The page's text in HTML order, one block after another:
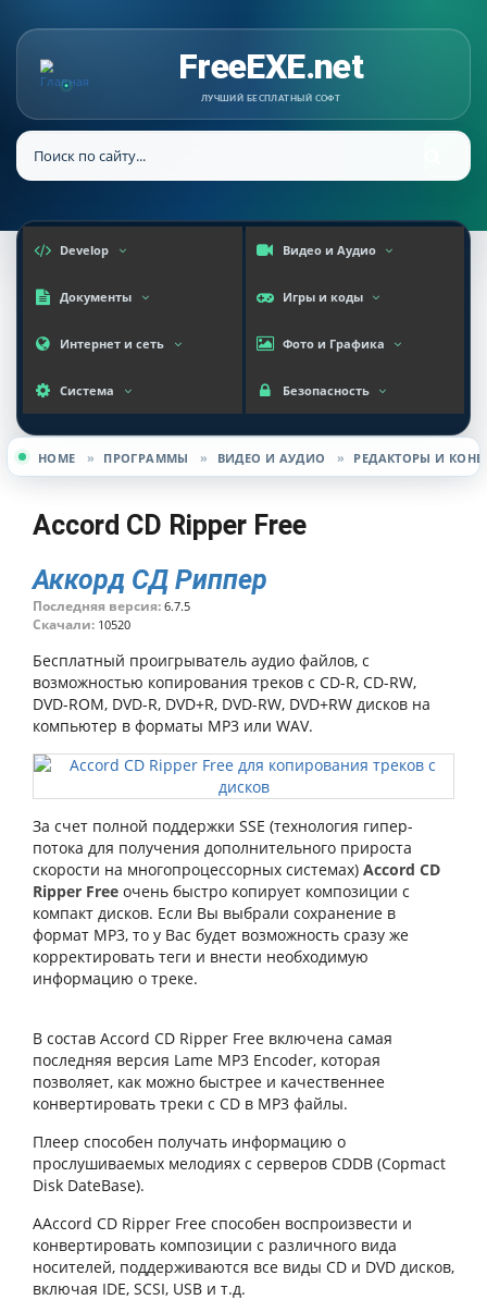
FreeEXE.net
ЛУЧШИЙ БЕСПЛАТНЫЙ СОФТ
Develop Видео и Аудио
Документы Игры и коды
Интернет и сеть Фото и Графика
Система Безопасность
Вы здесь
HOME » ПРОГРАММЫ » ВИДЕО И АУДИО » РЕДАКТОРЫ И
Accord CD Ripper Free
Аккорд СД Риппер
Последняя версия: 6.7.5
Скачали: 10520
Бесплатный проигрыватель аудио файлов, с
возможностью копирования треков с CD-R, CD-RW,
DVD-ROM, DVD-R, DVD+R, DVD-RW, DVD+RW дисков на
компьютер в форматы MP3 или WAV.
За счет полной поддержки SSE (технология гипер-
потока для получения дополнительного прироста
скорости на многопроцессорных системах) Accord CD
Ripper Free очень быстро копирует композиции с
компакт дисков. Если Вы выбрали сохранение в
формат MP3, то у Вас будет возможность сразу же
корректировать теги и внести необходимую
информацию о треке.
В состав Accord CD Ripper Free включена самая
последняя версия Lame MP3 Encoder, которая
позволяет, как можно быстрее и качественнее
конвертировать треки с CD в MP3 файлы.
Плеер способен получать информацию о
прослушиваемых мелодиях с серверов CDDB (Copmact
Disk DateBase).
AAccord CD Ripper Free способен воспроизвести и
конвертировать композиции с различного вида
носителей, поддерживаются все виды CD и DVD дисков,
включая IDE, SCSI, USB и т.д.